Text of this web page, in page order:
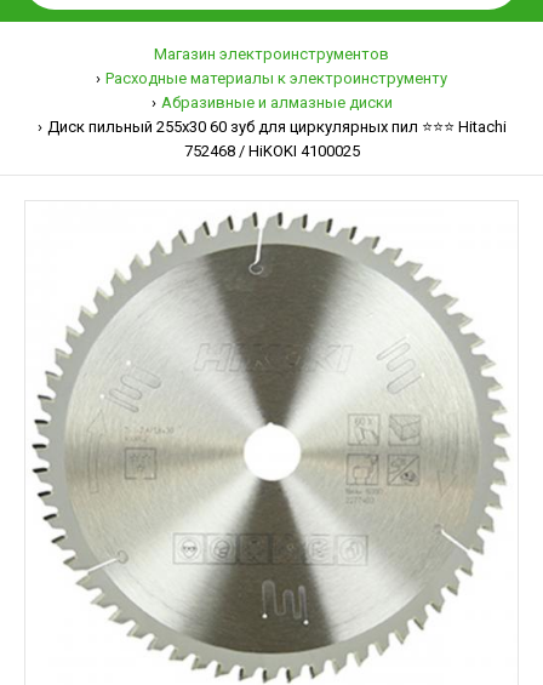
Магазин электроинструментов
Расходные материалы к электроинструменту
Абразивные и алмазные диски
Диск пильный 255х30 60 зуб для циркулярных пил ⭐️⭐️⭐️ Hitachi
752468 / HiKOKI 4100025